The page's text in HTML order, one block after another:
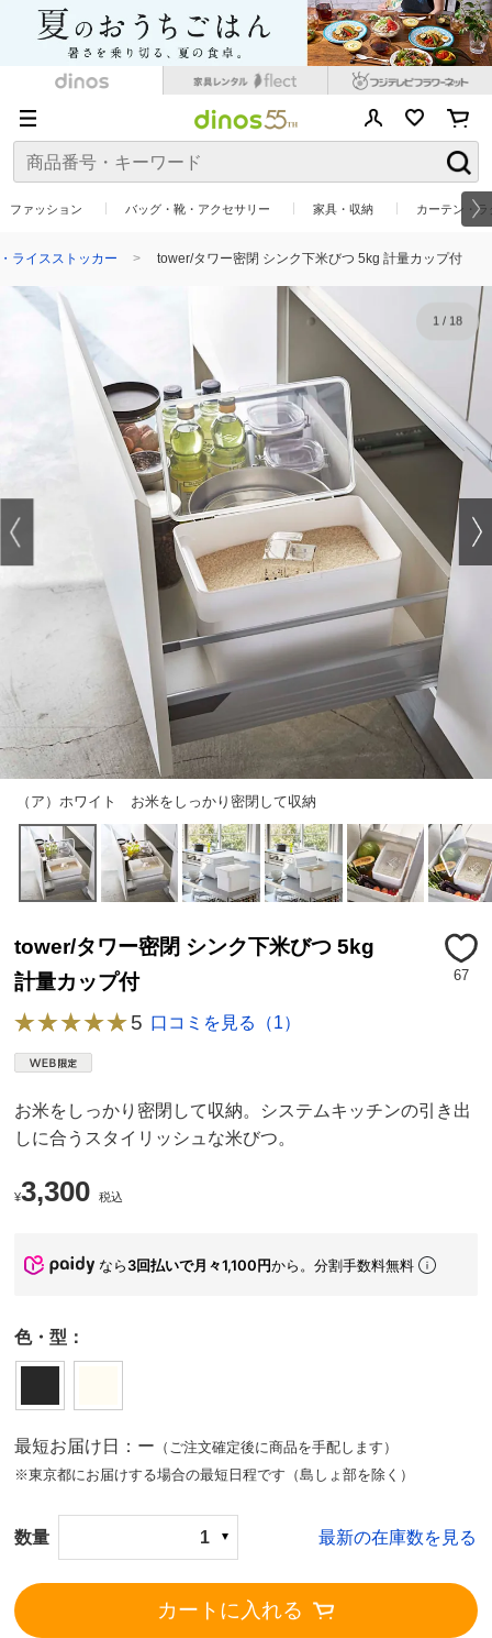
ファッション バッグ・靴・アクセサリー 家具・収納 カーテン・
ライスストッカー tower/タワー密閉 シンク下米びつ 5kg 計量カップ付
（ア）ホワイト お米をしっかり密閉して収納
1/ 18
tower/タワー密閉 シンク下米びつ 5kg
計量カップ付
67
5 口コミを見る（1）
お米をしっかり密閉して収納。システムキッチンの引き出
しに合うスタイリッシュな米びつ。
¥3,300 税込
なら3回払いで月々1,100円から。分割手数料無料
色・型：
最短お届け日：ー （ご注文確定後に商品を手配します）
※東京都にお届けする場合の最短日程です（島しょ部を除く）
数量 1 最新の在庫数を見る
カートに入れる